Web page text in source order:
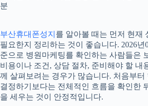
분
부산휴대폰성지 를 알아볼 때는 먼저 현재
필요한지 정리하는 것이 좋습니다. 2026년
준으로 병원마케팅를 확인하는 사람들은
비용이나 조건, 상담 절차, 준비해야 할 내
께 살펴보려는 경우가 많습니다. 처음부터
결정하기보다는 전체적인 흐름을 확인한
을 세우는 것이 안정적입니다.